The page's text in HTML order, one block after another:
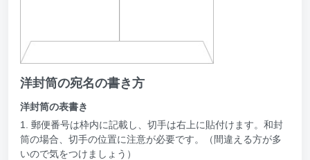
洋封筒の宛名の書き方
洋封筒の表書き
1. 郵便番号は枠内に記載し、切手は右上に貼付けます。和封
筒の場合、切手の位置に注意が必要です。（間違える方が多
いので気をつけましょう）